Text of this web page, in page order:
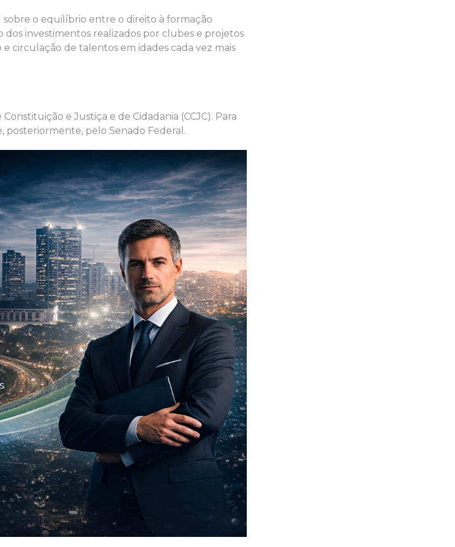
o equilíbrio entre o direito à formação
investimentos realizados por clubes e projetos
circulação de talentos em idades cada vez mais
e Justiça e de Cidadania (CCJC). Para
posteriormente, pelo Senado Federal.